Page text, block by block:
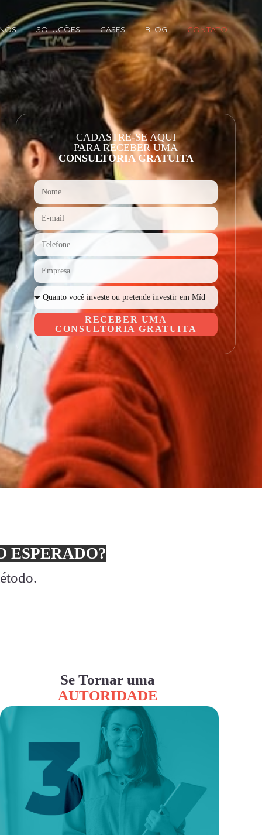
SOLUÇÕES CASES BLOG CONTATO
CADASTRE-SE AQUI
PARA RECEBER UMA
CONSULTORIA GRATUITA
RECEBER UMA
CONSULTORIA GRATUITA
ESPERADO?
Se Tornar uma
AUTORIDADE